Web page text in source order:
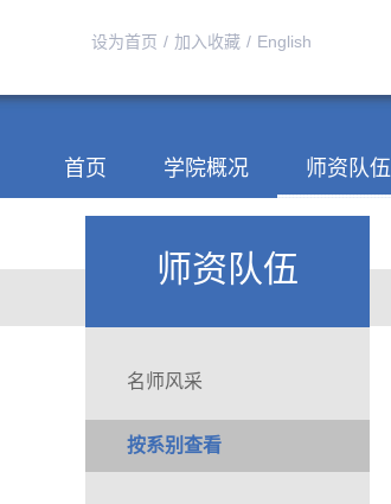
设为首页 / 加入收藏 / English
首页 学院概况 师资队伍
师资队伍
名师风采
按系别查看